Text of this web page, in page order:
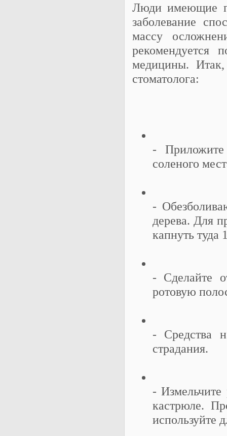
Люди имеющие
заболевание
массу
рекомендуется
медицины.
стоматолога:
-
соленого
-
дерева. Для
капнуть туда
- Сделайте
ротовую
- Средства
страдания.
- Измельчите
кастрюле.
используйте